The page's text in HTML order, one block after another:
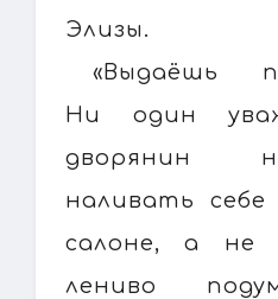
Элизы.
«Выдаёшь
Ни один
дворянин
наливать
салоне, а не
лениво